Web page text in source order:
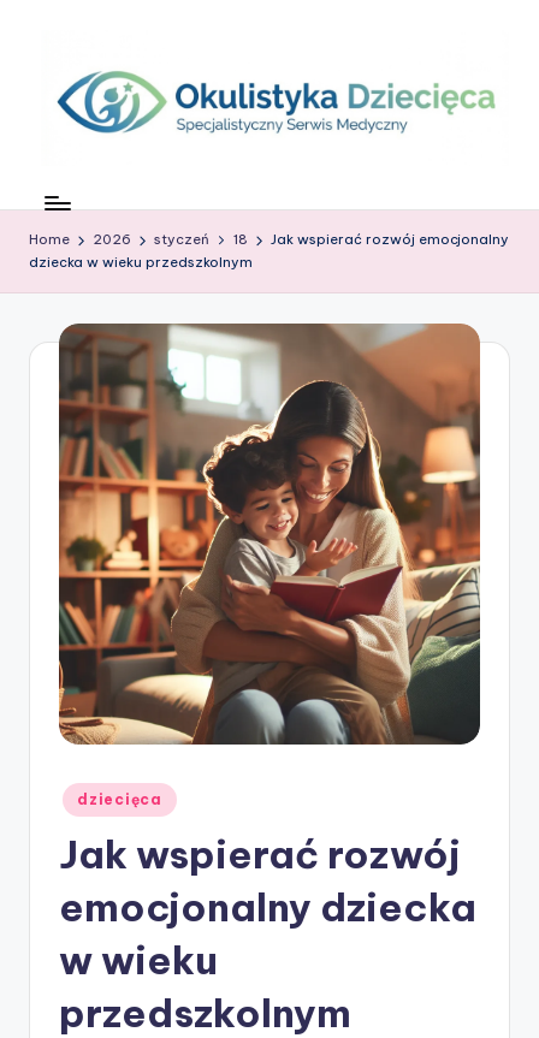
content
z
k
o
w
o
w
ie
Home 2026 styczeń 18
Jak wspierać rozwój emocjonalny
dziecka w wieku przedszkolnym
Posted
in
dziecięca
Jak wspierać rozwój
emocjonalny dziecka
w wieku
przedszkolnym